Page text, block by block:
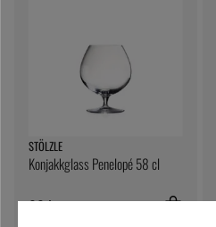
STÖLZLE
Konjakkglass Penelopé 58 cl
99 kr